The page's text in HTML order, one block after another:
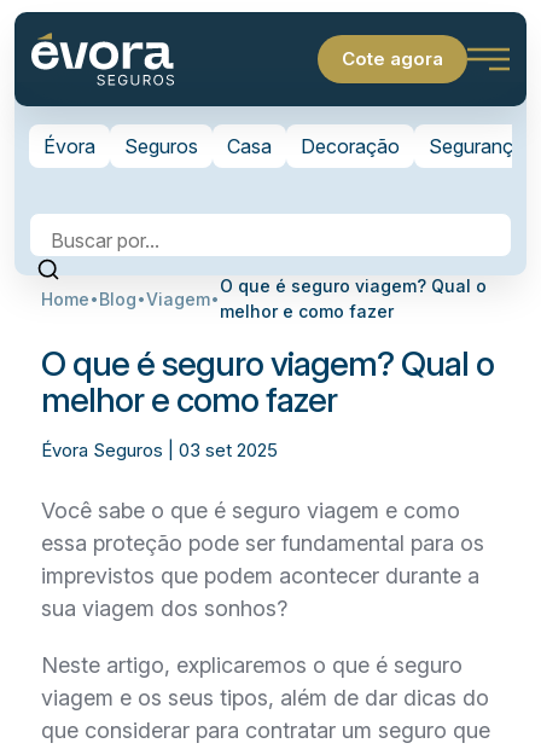
Cote agora
Évora Seguros Casa Decoração Segurança
Home Blog Viagem
O que é seguro viagem? Qual o
melhor e como fazer
O que é seguro viagem? Qual o
melhor e como fazer
Évora Seguros | 03 set 2025
Você sabe o que é seguro viagem e como
essa proteção pode ser fundamental para os
imprevistos que podem acontecer durante a
sua viagem dos sonhos?
Neste artigo, explicaremos o que é seguro
viagem e os seus tipos, além de dar dicas do
que considerar para contratar um seguro que